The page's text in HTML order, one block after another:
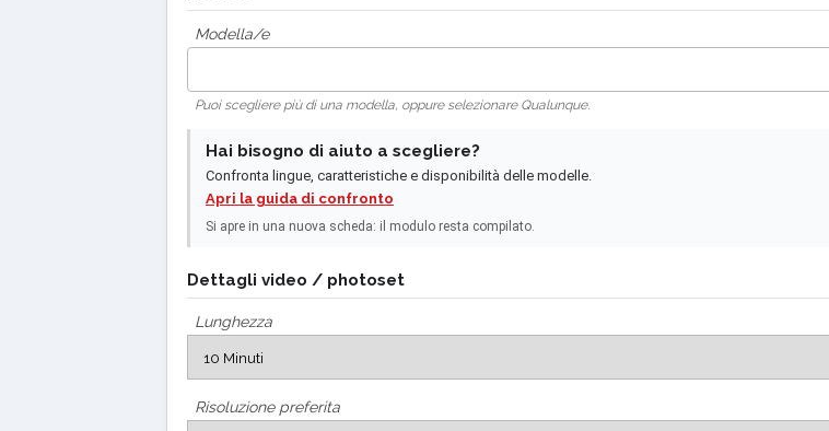
Modella/e
Puoi scegliere più di una modella, oppure selezionare Qualunque.
Hai bisogno di aiuto a scegliere?
Confronta lingue, caratteristiche e disponibilità delle modelle.
Apri la guida di confronto
Si apre in una nuova scheda: il modulo resta compilato.
Dettagli video / photoset
Lunghezza
Risoluzione preferita